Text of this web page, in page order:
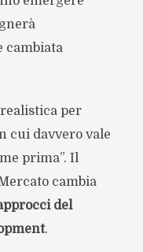
cambiata
per
cui davvero vale
prima”. Il
cambia
del
.